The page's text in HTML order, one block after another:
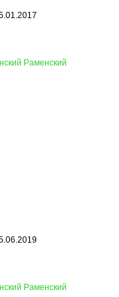
Раменский
Раменский